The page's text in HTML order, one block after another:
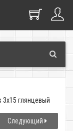
3x15 глянцевый
Следующий